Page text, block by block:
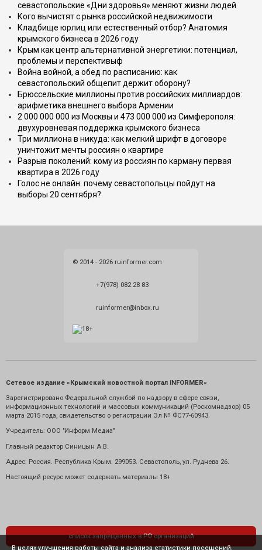
севастопольские «Дни здоровья» меняют жизни людей
Кого вычистят с рынка российской недвижимости
Кладбище юрлиц или естественный отбор? Анатомия
крымского бизнеса в 2026 году
Крым как центр альтернативной энергетики: потенциал,
проблемы и перспективыф
Война войной, а обед по расписанию: как
севастопольский общепит держит оборону?
Брюссельские миллионы против российских миллиардов:
арифметика внешнего выбора Армении
2 000 000 000 из Москвы и 473 000 000 из Симферополя:
двухуровневая поддержка крымского бизнеса
Три миллиона в никуда: как мелкий шрифт в договоре
уничтожит мечты россиян о квартире
Разрыв поколений: кому из россиян по карману первая
квартира в 2026 году
Голос не онлайн: почему севастопольцы пойдут на
выборы 20 сентября?
© 2014 - 2026 ruinformer.com
+7(978) 082 28 83
ruinformer@inbox.ru
Сетевое издание «Крымский новостной портал INFORMER»
Зарегистрировано Федеральной службой по надзору в сфере связи,
информационных технологий и массовых коммуникаций (Роскомнадзор) 05
марта 2015 года, свидетельство о регистрации Эл № ФС77-60943.
Учредитель: ООО "Информ Медиа"
Главный редактор Синицын А.В.
Адрес: Россия. Республика Крым. 299053. Севастополь, ул. Руднева 26.
Настоящий ресурс может содержать материалы 18+
список запрещенных в РФ организаций
В целях улучшения работы сайта и анализа статистики посещений,